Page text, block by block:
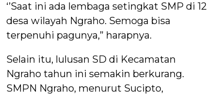
‘’Saat ini ada lembaga setingkat SMP di 12
desa wilayah Ngraho. Semoga bisa
terpenuhi pagunya,” harapnya.
Selain itu, lulusan SD di Kecamatan
Ngraho tahun ini semakin berkurang.
SMPN Ngraho, menurut Sucipto,